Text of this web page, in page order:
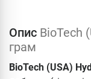
Опис BioTech
грам
BioTech (USA)